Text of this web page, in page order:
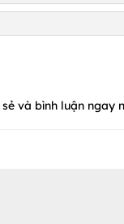
và bình luận ngay